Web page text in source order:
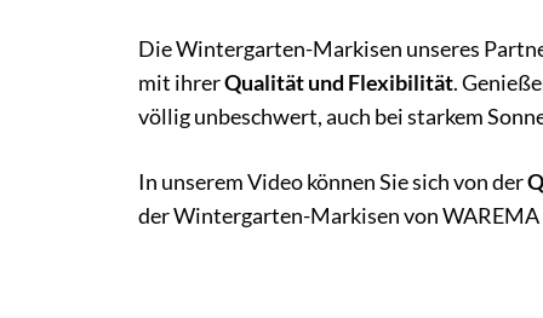
Die Wintergarten-Markisen unseres
mit ihrerQualität und Flexibilität.
völlig unbeschwert, auch bei starkem
In unserem Video können Sie sich von der
der Wintergarten-Markisen von WAREMA